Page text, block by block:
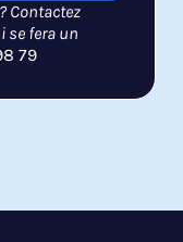
Contactez
se fera un
79